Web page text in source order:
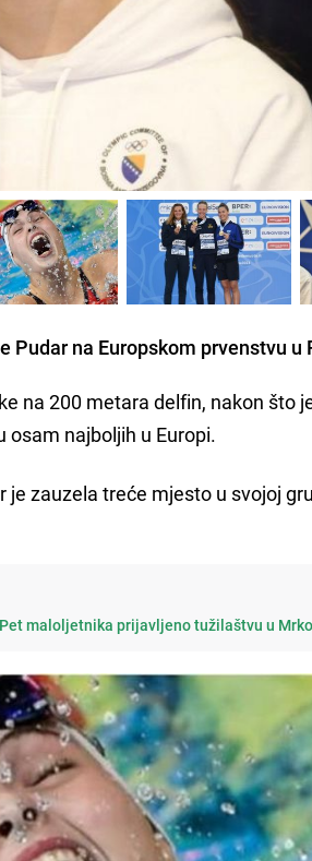
Pudar na Europskom prvenstvu u
na 200 metara delfin, nakon što
najboljih u Europi.
zauzela treće mjesto u svojoj
maloljetnika prijavljeno tužilaštvu u